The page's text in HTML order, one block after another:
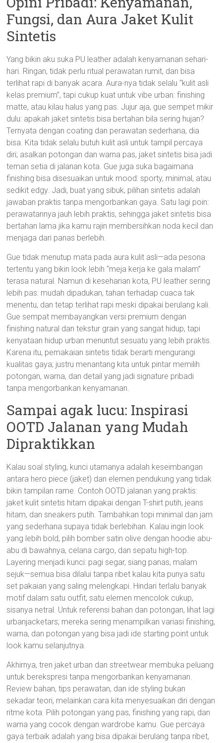
Fungsi, dan Aura Jaket Kulit
Sintetis
Yang bikin aku suka PU leather adalah kenyamanan sehari-
hari. Ringan, tidak perlu ritual perawatan rumit, dan bisa
terlihat rapi di banyak acara. Aura-nya tidak selalu “kulit asli
kelas premium”, tapi cukup kuat untuk vibe urban: finishing
matte, atau kilau halus yang pas. Jujur aja, gue sempet mikir
dulu: apakah jaket sintetis bisa bertahan bila sering hujan?
Ternyata dengan coating dan perawatan sederhana, dia
bisa. Kita tidak selalu butuh kulit asli untuk tampil percaya
diri; asalkan potongan dan warna pas, jaket sintetis bisa jadi
teman setia di jalanan kota. Gue juga suka bagaimana
finishing bisa disesuaikan untuk mood: sporty, minimal, atau
sedikit edgy. Jadi, buat yang sibuk, pilihan sintetis adalah
jawaban praktis tanpa mengorbankan gaya. Satu lagi poin:
perawatannya jauh lebih praktis, sehingga jaket sintetis bisa
bertahan lama jika kamu rajin membersihkan noda kecil dan
menjaga dari panas berlebih.
Gue tidak menutup mata pada aura kulit asli—ada pesona
tertentu yang bikin look lebih “meja kerja ke gala malam”
terasa natural. Namun di keseharian kota, PU leather sering
lebih pas: mudah dipadukan, tahan terhadap cuaca tak
menentu, dan tetap terlihat rapi meski dipakai berulang kali.
Gue sempat membayangkan versi premium dengan
finishing natural dan tekstur grain yang sangat hidup, tapi
kenyataan hidup urban menuntut sesuatu yang lebih praktis.
Karena itu, pemakaian sintetis tidak berarti mengurangi
kualitas gaya; justru menantang kita untuk pintar memilih
potongan, warna, dan detail yang jadi signature pribadi
tanpa mengorbankan kenyamanan.
Sampai agak lucu: Inspirasi
OOTD Jalanan yang Mudah
Dipraktikkan
Kalau soal styling, kunci utamanya adalah keseimbangan
antara hero piece (jaket) dan elemen pendukung yang tidak
bikin tampilan rame. Contoh OOTD jalanan yang praktis:
jaket kulit sintetis hitam dipakai dengan T-shirt putih, jeans
hitam, dan sneakers putih. Tambahkan topi minimal dan jam
yang sederhana supaya tidak berlebihan. Kalau ingin look
yang lebih bold, pilih bomber satin olive dengan hoodie abu-
abu di bawahnya, celana cargo, dan sepatu high-top.
Layering menjadi kunci: pagi segar, siang panas, malam
sejuk—semua bisa dilalui tanpa ribet kalau kita punya satu
set pakaian yang saling melengkapi. Hindari terlalu banyak
motif dalam satu outfit; satu elemen mencolok cukup,
sisanya netral. Untuk referensi bahan dan potongan, lihat lagi
urbanjacketars; mereka sering menampilkan variasi finishing,
warna, dan potongan yang bisa jadi ide starting point untuk
look kamu selanjutnya.
Akhirnya, tren jaket urban dan streetwear membuka peluang
untuk berekspresi tanpa mengorbankan kenyamanan.
Review bahan, tips perawatan, dan ide styling bukan
sekadar teori, melainkan cara kita menyesuaikan diri dengan
ritme kota. Pilih potongan yang pas, finishing yang rapi, dan
warna yang cocok dengan wardrobe kamu. Gue percaya
gaya terbaik adalah yang bisa dipakai berulang tanpa ribet,